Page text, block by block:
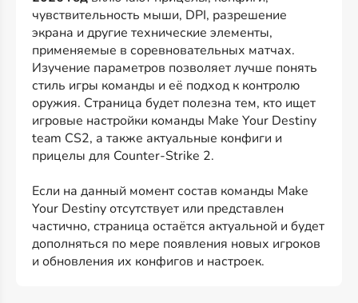
чувствительность мыши, DPI, разрешение
экрана и другие технические элементы,
применяемые в соревновательных матчах.
Изучение параметров позволяет лучше понять
стиль игры команды и её подход к контролю
оружия. Страница будет полезна тем, кто ищет
игровые настройки команды Make Your Destiny
team CS2, а также актуальные конфиги и
прицелы для Counter-Strike 2.
Если на данный момент состав команды Make
Your Destiny отсутствует или представлен
частично, страница остаётся актуальной и будет
дополняться по мере появления новых игроков
и обновления их конфигов и настроек.